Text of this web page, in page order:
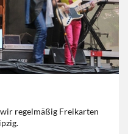
regelmäßig Freikarten